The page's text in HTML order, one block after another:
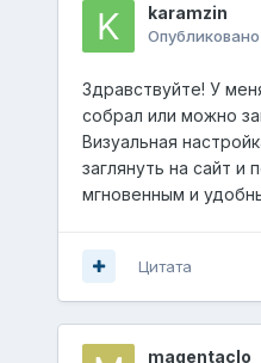
karamzin
Опубликовано
Здравствуйте! У
собрал или можно
Визуальная
заглянуть на сайт и
мгновенным и
Цитата
magentaclo